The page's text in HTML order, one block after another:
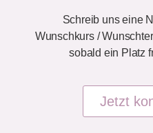
Schreib uns eine
Wunschkurs /
sobald ein Platz
Jetzt